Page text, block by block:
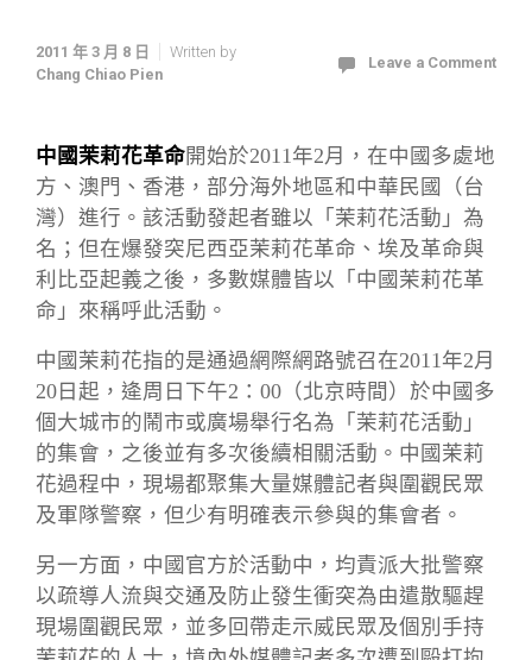
2011 年 3 月 8 日
Written by
Chang Chiao Pien
Leave a Comment
中國茉莉花革命開始於2011年2月，在中國多處地
方、澳門、香港，部分海外地區和中華民國（台
灣）進行。該活動發起者雖以「茉莉花活動」為
名；但在爆發突尼西亞茉莉花革命、埃及革命與
利比亞起義之後，多數媒體皆以「中國茉莉花革
命」來稱呼此活動。
中國茉莉花指的是通過網際網路號召在2011年2月
20日起，逄周日下午2：00（北京時間）於中國多
個大城市的鬧市或廣場舉行名為「茉莉花活動」
的集會，之後並有多次後續相關活動。中國茉莉
花過程中，現場都聚集大量媒體記者與圍觀民眾
及軍隊警察，但少有明確表示參與的集會者。
另一方面，中國官方於活動中，均責派大批警察
以疏導人流與交通及防止發生衝突為由遣散驅趕
現場圍觀民眾，並多回帶走示威民眾及個別手持